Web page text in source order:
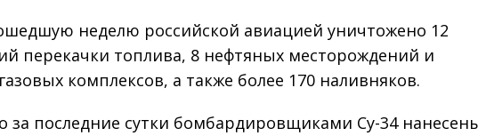
неделю российской авиацией уничтожено 12
перекачки топлива, 8 нефтяных месторождений и
комплексов, а также более 170 наливняков.
за последние сутки бомбардировщиками Су-34